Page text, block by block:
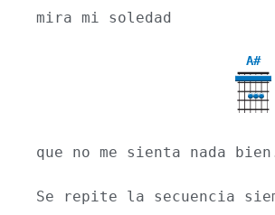
mira mi soledad
A#
que no me sienta nada
Se repite la secuencia